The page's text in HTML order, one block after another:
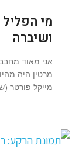
ושיברה
אני מאוד
מרטין היה
מייקל פורטר